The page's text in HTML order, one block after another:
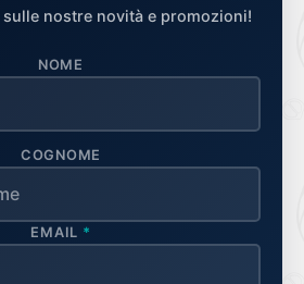
sulle nostre novità e promozioni!
NOME
COGNOME
EMAIL *